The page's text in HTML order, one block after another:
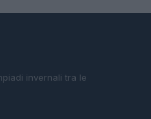
invernali tra le